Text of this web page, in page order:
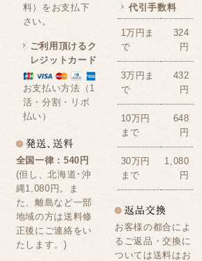
料）をお支払下
さい。
ご利用頂けるク
レジットカード
お支払い方法（1
活・分割・リボ
払い）
全国一律：540円
(但し、北海道･沖
縄1,080円。ま
た、離島など一部
地域の方は送料修
正後にご連絡をい
たします。)
代引手数料
1万円ま
で
324
円
3万円ま
で
432
円
10万円
まで
648
円
30万円
まで
1,080
円
お客様の都合によ
るご返品・交換に
ついては送料はお